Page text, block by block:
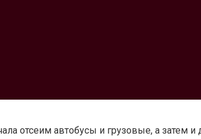
отсеим автобусы и грузовые, а затем